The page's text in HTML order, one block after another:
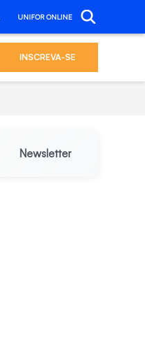
UNIFOR ONLINE
INSCREVA-SE
Newsletter